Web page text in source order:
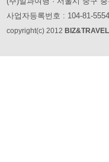
사업자등록번호 : 104-81-
copyright(c) 2012